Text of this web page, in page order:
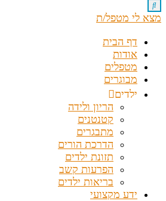
מצא לי מטפל/ת
דף הבית
אודות
מטפלים
מבוגרים
ילדים
הריון ולידה
קטנטנים
מתבגרים
הדרכת הורים
תזונת ילדים
הפרעות קשב
בריאות ילדים
ידע מקצועי